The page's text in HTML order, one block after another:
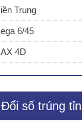
Trung
6/45
4D
Đổi số trúng